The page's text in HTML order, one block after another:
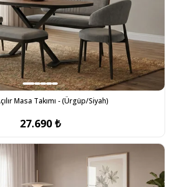
Masa Takımı - (Ürgüp/Siyah)
27.690 ₺